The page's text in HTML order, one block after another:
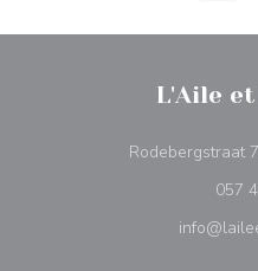
L'Aile
Rodebergstraat
057